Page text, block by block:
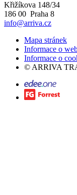
Křižíkova 148/34
186 00 Praha 8
info@arriva.cz
Mapa stránek
Informace o
Informace o
© ARRIVA